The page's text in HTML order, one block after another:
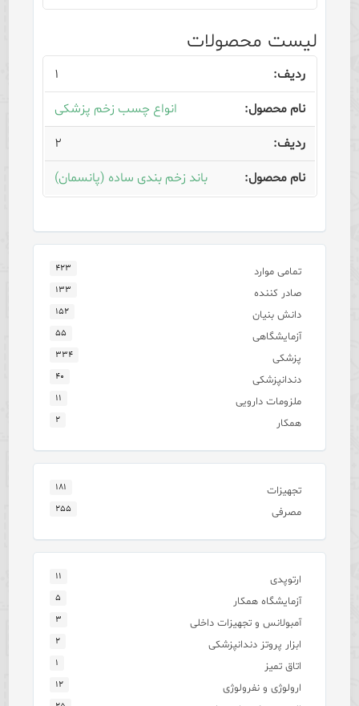
لیست محصولات
۱
انواع چسب زخم پزشکی
۲
باند زخم بندی ساده (پانسمان)
تمامی موارد ۴۲۳
صادر کننده ۱۳۳
دانش بنیان ۱۵۲
آزمایشگاهی ۵۵
پزشکی ۳۳۴
دندانپزشکی ۴۰
ملزومات دارویی ۱۱
همکار ۲
تجهیزات ۱۸۱
مصرفی ۲۵۵
ارتوپدی ۱۱
آزمایشگاه همکار ۵
آمبولانس و تجهیزات داخلی ۳
ابزار پروتز دندانپزشکی ۲
اتاق تمیز ۱
ارولوژی و نفرولوژی ۱۲